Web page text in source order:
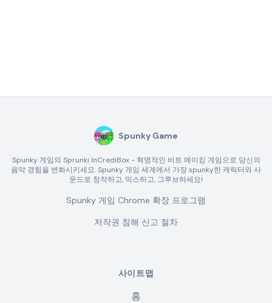
Spunky Game
Spunky 게임의 Sprunki InCrediBox - 혁명적인 비트 메이킹 게임으로 당신의
음악 경험을 변화시키세요. Spunky 게임 세계에서 가장 spunky한 캐릭터와 사
운드로 창작하고, 믹스하고, 그루브하세요!
Spunky 게임 Chrome 확장 프로그램
저작권 침해 신고 절차
사이트맵
홈